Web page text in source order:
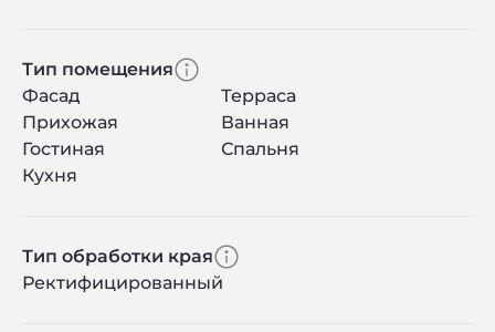
Тип помещения
Фасад
Терраса
Прихожая
Ванная
Гостиная
Спальня
Кухня
Тип обработки края
Ректифицированный